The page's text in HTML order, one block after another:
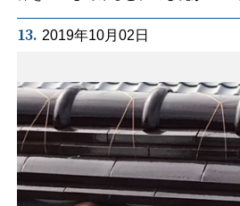
13. 2019年10月02日